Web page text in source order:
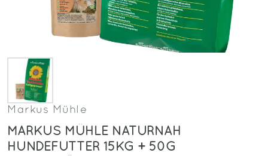
Markus Mühle
MARKUS MÜHLE NATURNAH
HUNDEFUTTER 15KG + 50G